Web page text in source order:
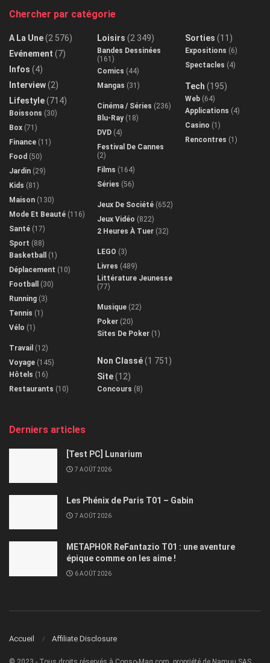
Chercher par catégorie
A La Une(2 576)
Evénement (7)
Infos (4)
Interview(2)
Lifestyle(714)
Boissons (30)
Box (71)
Finance (11)
Food (50)
Jardin (29)
Kids (81)
Maison (130)
Mode Et Beauté (116)
Santé (17)
Sport (88)
Basketball
(1)
Déplacement (10)
Football
(30)
Running (3)
Tennis (1)
Vélo (1)
Travail (12)
Voyage (145)
Hôtels (16)
Restaurants (10)
Loisirs (2 349)
Bandes Dessinées
(161)
Comics (44)
Mangas (31)
Cinéma / Séries (236)
Blu-Ray(18)
DVD (4)
Festival De Cannes
(2)
Films (164)
Séries (56)
Jeux De Société (652)
Jeux Vidéo (822)
2 Heures À Tuer (32)
LEGO (3)
Livres (489)
Littérature Jeunesse
(77)
Musique (22)
Poker (20)
Sites De Poker (1)
Non Classé(1 751)
Site(12)
Concours (8)
Sorties (11)
Expositions (6)
Spectacles (4)
Tech (195)
Web (64)
Applications (4)
Casino (1)
Rencontres (1)
Derniers articles
[Test PC] Lunarium
7 AOÛT 2026
Les Phénix de Paris T01 – Gabin
7 AOÛT 2026
METAPHOR ReFantazio T01 : une aventure
épique comme on les aime !
6 AOÛT 2026
Accueil Affiliate Disclosure